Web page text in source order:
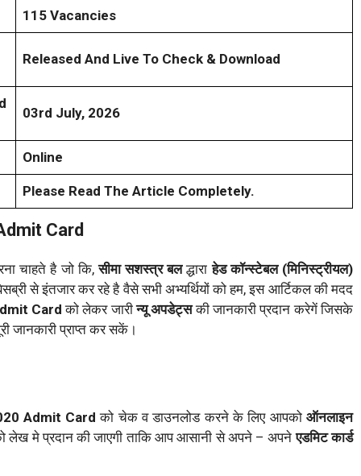
115 Vacancies
Released And Live To Check & Download
03rd July, 2026
Online
Please Read The Article Completely.
Card
चाहते है जो कि,सीमा सशस्त्र बलद्धाराहेड कॉन्स्टेबल (मिनिस्ट्रीयल)
से इंतजार कर रहे है वैसे सभी अभ्यर्थियों को हम, इस आर्टिकल की मदद
Cardको लेकर जारीन्यू अपडेट्सकी जानकारी प्रदान करेगें जिसके
जानकारी प्राप्त कर सकें।
Admit Cardको चेक व डाउनलोड करने के लिए आपकोऑनलाइन
मे प्रदान की जाएगी ताकि आप आसानी से अपने – अपने एडमिट कार्ड